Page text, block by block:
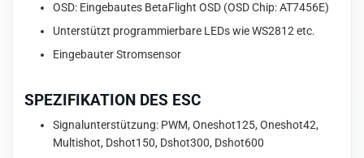
OSD: Eingebautes BetaFlight OSD (OSD Chip: AT7456E)
Unterstützt programmierbare LEDs wie WS2812 etc.
Eingebauter Stromsensor
SPEZIFIKATION DES ESC
Signalunterstützung: PWM, Oneshot125, Oneshot42,
Multishot, Dshot150, Dshot300, Dshot600